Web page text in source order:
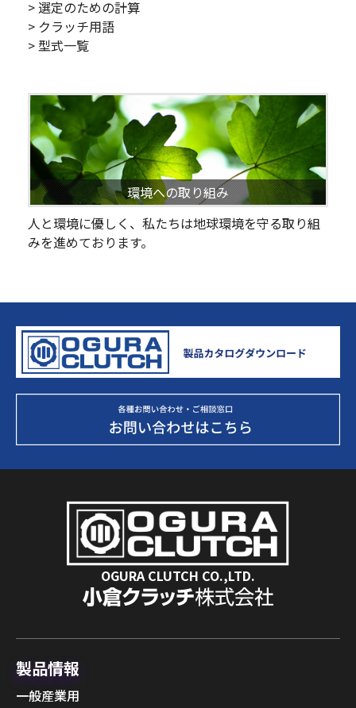
> 選定のための計算
> クラッチ用語
> 型式一覧
環境への取り組み
人と環境に優しく、私たちは地球環境を守る取り組
みを進めております。
OGURA CLUTCH CO.,LTD.
製品情報
一般産業用